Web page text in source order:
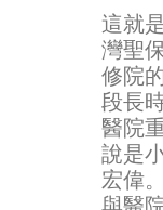
這就
灣聖
修院
段長
醫院
說是
宏偉